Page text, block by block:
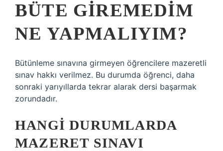
BÜTE GIREMEDIM
NE YAPMALIYIM?
Bütünleme sınavına girmeyen öğrencilere mazeretli
sınav hakkı verilmez. Bu durumda öğrenci, daha
sonraki yarıyıllarda tekrar alarak dersi başarmak
zorundadır.
HANGI DURUMLARDA
MAZERET SINAVI